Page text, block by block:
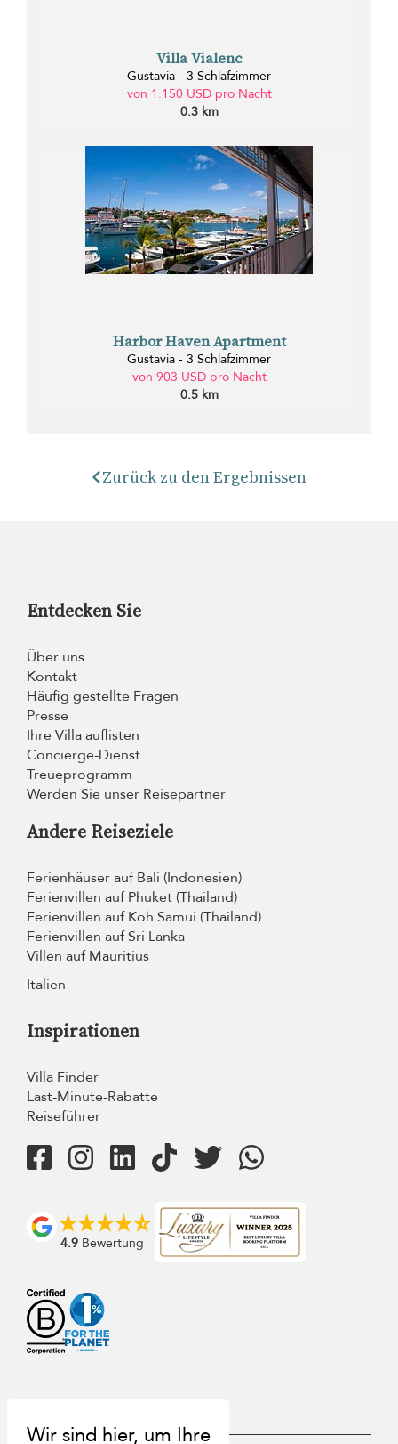
Villa Vialenc
Gustavia - 3 Schlafzimmer
von 1.150 USD pro Nacht
0.3 km
Harbor Haven Apartment
Gustavia - 3 Schlafzimmer
von 903 USD pro Nacht
0.5 km
Zurück zu den Ergebnissen
Entdecken Sie
Über uns
Kontakt
Häufig gestellte Fragen
Presse
Ihre Villa auflisten
Concierge-Dienst
Treueprogramm
Werden Sie unser Reisepartner
Andere Reiseziele
Ferienhäuser auf Bali (Indonesien)
Ferienvillen auf Phuket (Thailand)
Ferienvillen auf Koh Samui (Thailand)
Ferienvillen auf Sri Lanka
Villen auf Mauritius
Italien
Inspirationen
Villa Finder
Last-Minute-Rabatte
Reiseführer
4.9 Bewertung